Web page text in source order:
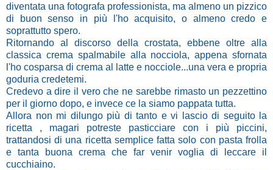
diventata una fotografa professionista, ma almeno un pizzico
di buon senso in più l'ho acquisito, o almeno credo e
soprattutto spero.
Ritornando al discorso della crostata, ebbene oltre alla
classica crema spalmabile alla nocciola, appena sfornata
l'ho cosparsa di crema al latte e nocciole...una vera e propria
goduria credetemi.
Credevo a dire il vero che ne sarebbe rimasto un pezzettino
per il giorno dopo, e invece ce la siamo pappata tutta.
Allora non mi dilungo più di tanto e vi lascio di seguito la
ricetta , magari potreste pasticciare con i più piccini,
trattandosi di una ricetta semplice fatta solo con pasta frolla
e tanta buona crema che far venir voglia di leccare il
cucchiaino.